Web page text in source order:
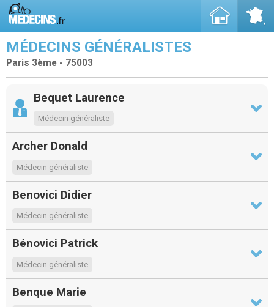
MÉDECINS GÉNÉRALISTES
Paris 3ème - 75003
Bequet Laurence
Médecin généraliste
Archer Donald
Médecin généraliste
Benovici Didier
Médecin généraliste
Bénovici Patrick
Médecin généraliste
Benque Marie